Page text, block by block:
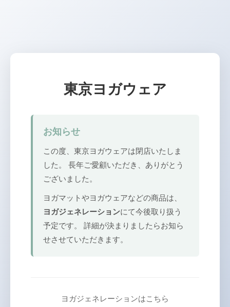
東京ヨガウェア
お知らせ
この度、東京ヨガウェアは閉店いたしま
した。 長年ご愛顧いただき、ありがとう
ございました。
ヨガマットやヨガウェアなどの商品は、
ヨガジェネレーションにて今後取り扱う
予定です。 詳細が決まりましたらお知ら
せさせていただきます。
ヨガジェネレーションはこちら